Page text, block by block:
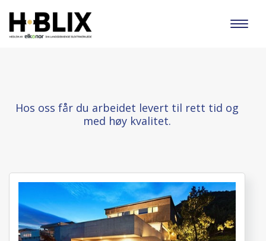
Hos oss får du arbeidet levert til rett tid og
med høy kvalitet.